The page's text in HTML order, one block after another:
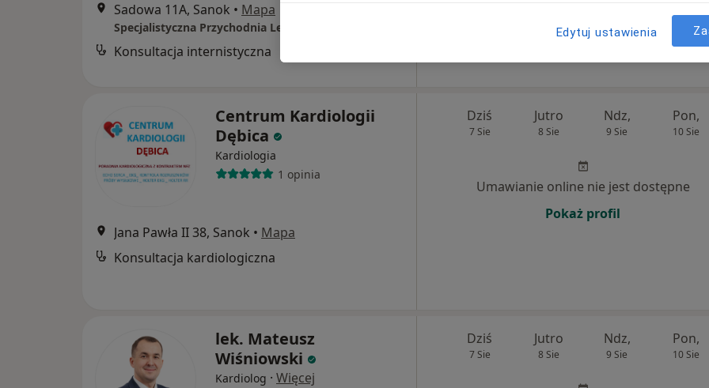
Sadowa 11A, Sanok • Mapa
Konsultacja internistyczna
Centrum Kardiologii
Dębica
Kardiologia
1 opinia
Jana Pawła II 38, Sanok • Mapa
Konsultacja kardiologiczna
Dziś
7 Sie
Jutro
8 Sie
Ndz,
9 Sie
Pon,
10 Sie
Umawianie online nie jest dostępne
Pokaż profil
lek. Mateusz
Wiśniowski
Kardiolog · Więcej
Dziś
7 Sie
Jutro
8 Sie
Ndz,
9 Sie
Pon,
10 Sie
Edytuj ustawienia